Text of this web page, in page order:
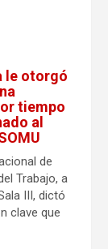
le otorgó
tiempo
al
de
Trabajo, a
III, dictó
clave que